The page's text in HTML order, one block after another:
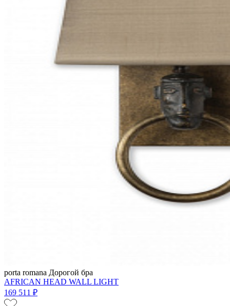
porta romana Дорогой бра
AFRICAN HEAD WALL LIGHT
169 511 ₽